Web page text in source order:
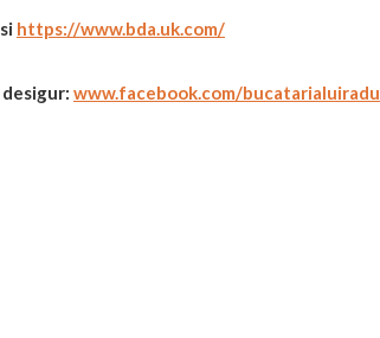
si https://www.bda.uk.com/
desigur: www.facebook.com/bucatarialuiradu